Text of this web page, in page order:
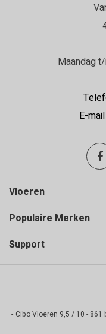
Maandag
E-mail
Vloeren
Populaire Merken
Support
- Cibo Vloeren 9,5 / 10 - 861